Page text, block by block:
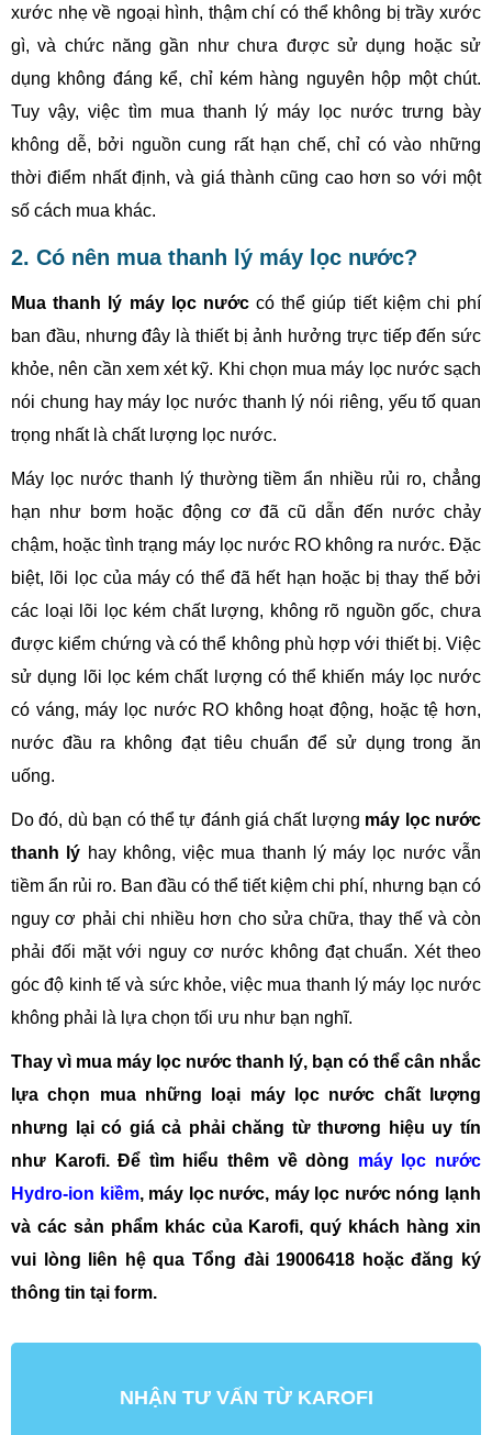
xước nhẹ về ngoại hình, thậm chí có thể không bị trầy xước
gì, và chức năng gần như chưa được sử dụng hoặc sử
dụng không đáng kể, chỉ kém hàng nguyên hộp một chút.
Tuy vậy, việc tìm mua thanh lý máy lọc nước trưng bày
không dễ, bởi nguồn cung rất hạn chế, chỉ có vào những
thời điểm nhất định, và giá thành cũng cao hơn so với một
số cách mua khác.
2. Có nên mua thanh lý máy lọc nước?
Mua thanh lý máy lọc nướccó thể giúp tiết kiệm chi phí
ban đầu, nhưng đây là thiết bị ảnh hưởng trực tiếp đến sức
khỏe, nên cần xem xét kỹ. Khi chọn mua máy lọc nước sạch
nói chung hay máy lọc nước thanh lý nói riêng, yếu tố quan
trọng nhất là chất lượng lọc nước.
Máy lọc nước thanh lý thường tiềm ẩn nhiều rủi ro, chẳng
hạn như bơm hoặc động cơ đã cũ dẫn đến nước chảy
chậm, hoặc tình trạng máy lọc nước RO không ra nước. Đặc
biệt, lõi lọc của máy có thể đã hết hạn hoặc bị thay thế bởi
các loại lõi lọc kém chất lượng, không rõ nguồn gốc, chưa
được kiểm chứng và có thể không phù hợp với thiết bị. Việc
sử dụng lõi lọc kém chất lượng có thể khiến máy lọc nước
có váng, máy lọc nước RO không hoạt động, hoặc tệ hơn,
nước đầu ra không đạt tiêu chuẩn để sử dụng trong ăn
uống.
Do đó, dù bạn có thể tự đánh giá chất lượng máy lọc nước
thanh lý hay không, việc mua thanh lý máy lọc nước vẫn
tiềm ẩn rủi ro. Ban đầu có thể tiết kiệm chi phí, nhưng bạn có
nguy cơ phải chi nhiều hơn cho sửa chữa, thay thế và còn
phải đối mặt với nguy cơ nước không đạt chuẩn. Xét theo
góc độ kinh tế và sức khỏe, việc mua thanh lý máy lọc nước
không phải là lựa chọn tối ưu như bạn nghĩ.
Thay vì mua máy lọc nước thanh lý, bạn có thể cân nhắc
lựa chọn mua những loại máy lọc nước chất lượng
nhưng lại có giá cả phải chăng từ thương hiệu uy tín
như Karofi. Để tìm hiểu thêm về dòng máy lọc nước
Hydro-ion kiềm, máy lọc nước, máy lọc nước nóng lạnh
và các sản phẩm khác của Karofi, quý khách hàng xin
vui lòng liên hệ qua Tổng đài 19006418 hoặc đăng ký
thông tin tại form.
NHẬN TƯ VẤN TỪ KAROFI